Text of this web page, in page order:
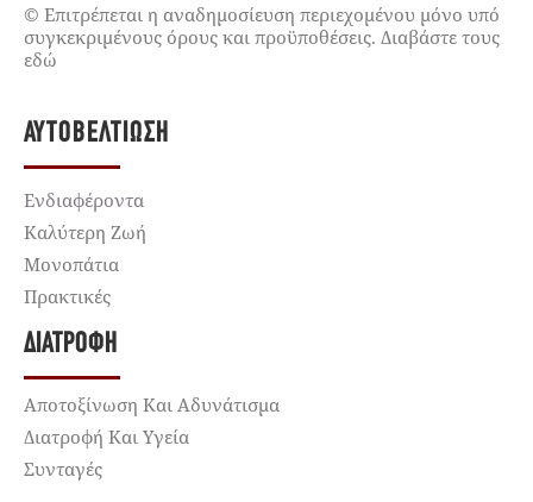
© Επιτρέπεται η αναδημοσίευση περιεχομένου μόνο υπό
συγκεκριμένους όρους και προϋποθέσεις. Διαβάστε τους
εδώ
ΑΥΤΟΒΕΛΤΊΩΣΗ
Ενδιαφέροντα
Καλύτερη Ζωή
Μονοπάτια
Πρακτικές
ΔΙΑΤΡΟΦΉ
Αποτοξίνωση Και Αδυνάτισμα
Διατροφή Και Υγεία
Συνταγές